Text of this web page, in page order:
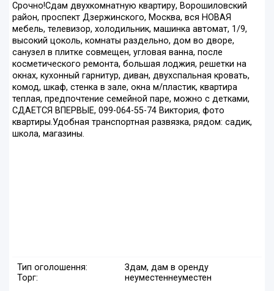
Срочно!Сдам двухкомнатную квартиру, Ворошиловский
район, проспект Дзержинского, Москва, вся НОВАЯ
мебель, телевизор, холодильник, машинка автомат, 1/9,
высокий цоколь, комнаты раздельно, дом во дворе,
санузел в плитке совмещен, угловая ванна, после
косметического ремонта, большая лоджия, решетки на
окнах, кухонный гарнитур, диван, двухспальная кровать,
комод, шкаф, стенка в зале, окна м/пластик, квартира
теплая, предпочтение семейной паре, можно с детками,
СДАЕТСЯ ВПЕРВЫЕ, 099-064-55-74 Виктория, фото
квартиры.Удобная транспортная развязка, рядом: садик,
школа, магазины.
Тип оголошення:
Здам, дам в оренду
Торг:
неуместеннеуместен